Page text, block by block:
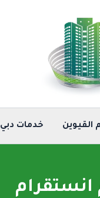
القيوين خدمات دبي